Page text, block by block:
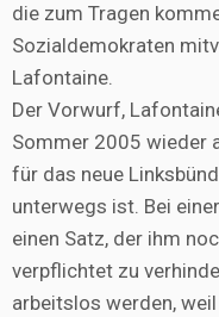
die zum Tragen
Sozialdemokraten
Lafontaine.
Der Vorwurf,
Sommer 2005 wieder
für das neue
unterwegs ist. Bei
einen Satz, der ihm
verpflichtet zu
arbeitslos werden,